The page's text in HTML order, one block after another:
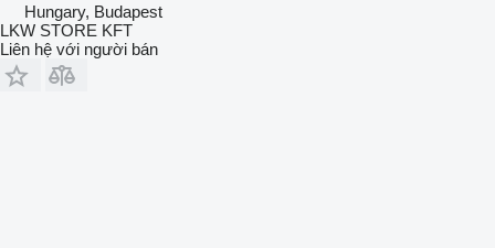
Hungary, Budapest
LKW STORE KFT
Liên hệ với người bán